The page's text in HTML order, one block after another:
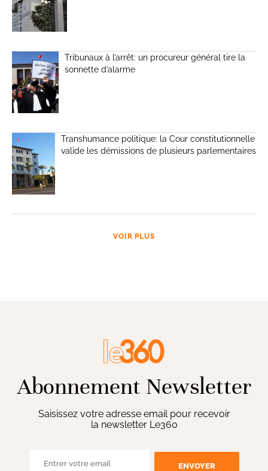
Tribunaux à l’arrêt: un procureur général tire la
sonnette d’alarme
Transhumance politique: la Cour constitutionnelle
valide les démissions de plusieurs parlementaires
VOIR PLUS
Abonnement Newsletter
Saisissez votre adresse email pour recevoir
la newsletter Le360
ENVOYER